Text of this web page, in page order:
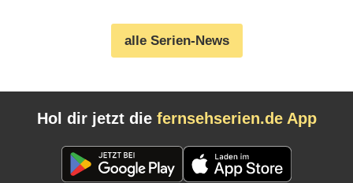
alle Serien-News
Hol dir jetzt die fernsehserien.de App